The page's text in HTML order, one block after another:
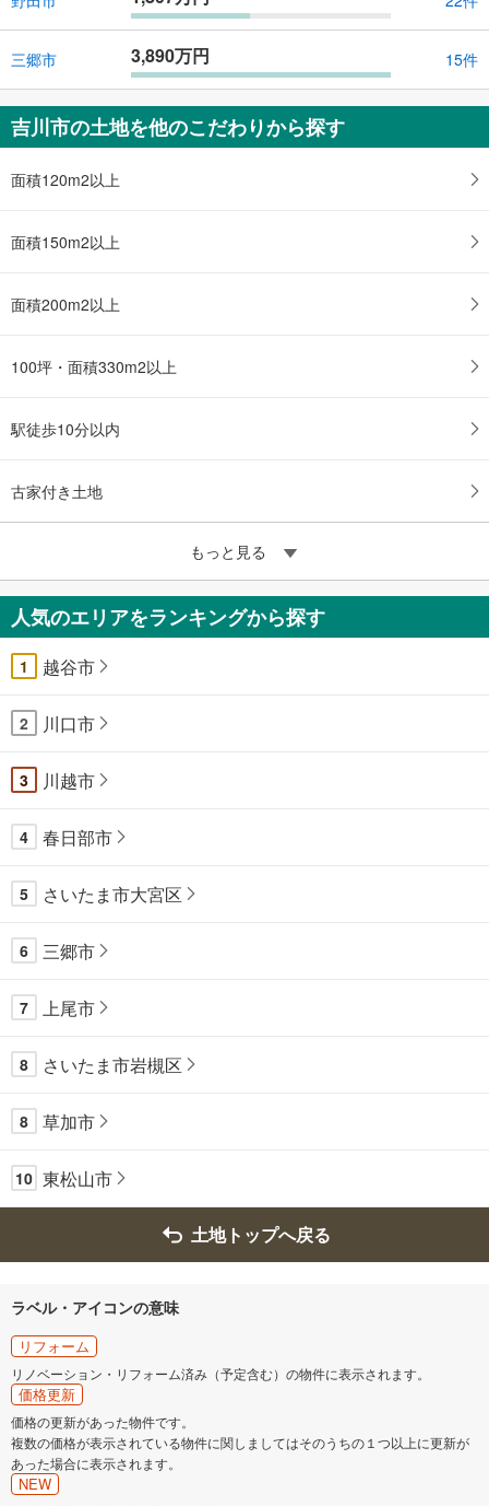
三郷市 3,890万円 15件
吉川市の土地を他のこだわりから探す
面積120m2以上
面積150m2以上
面積200m2以上
100坪・面積330m2以上
駅徒歩10分以内
古家付き土地
もっと見る
人気のエリアをランキングから探す
1 越谷市
2 川口市
3 川越市
4 春日部市
5 さいたま市大宮区
6 三郷市
7 上尾市
8 さいたま市岩槻区
8 草加市
10 東松山市
土地トップへ戻る
ラベル・アイコンの意味
リフォーム
リノベーション・リフォーム済み（予定含む）の物件に表示されます。
価格更新
価格の更新があった物件です。
複数の価格が表示されている物件に関しましてはそのうちの１つ以上に更新が
あった場合に表示されます。
NEW